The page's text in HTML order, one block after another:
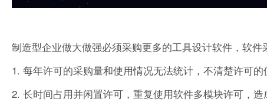
制造型企业做大做强必须采购更多的工具设计软件，软件
1. 每年许可的采购量和使用情况无法统计，不清楚许可
2. 长时间占用并闲置许可，重复使用软件多模块许可，